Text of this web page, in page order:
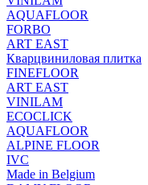
AQUAFLOOR
FORBO
ART EAST
Кварцвиниловая плитка
FINEFLOOR
ART EAST
VINILAM
ECOCLICK
AQUAFLOOR
ALPINE FLOOR
IVC
Made in Belgium